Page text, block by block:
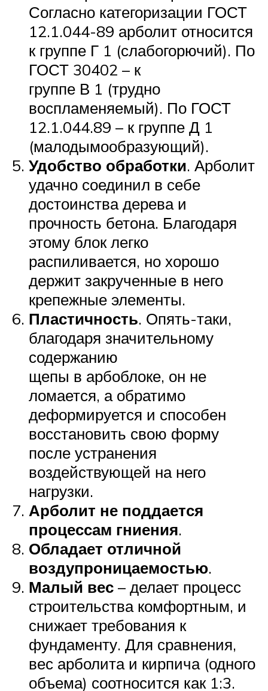
Согласно категоризации ГОСТ
12.1.044-89 арболит относится
к группе Г 1 (слабогорючий). По
ГОСТ 30402 – к
группе В 1 (трудно
воспламеняемый). По ГОСТ
12.1.044.89 – к группе Д 1
(малодымообразующий).
Удобство обработки. Арболит
удачно соединил в себе
достоинства дерева и
прочность бетона. Благодаря
этому блок легко
распиливается, но хорошо
держит закрученные в него
крепежные элементы.
Пластичность. Опять-таки,
благодаря значительному
содержанию
щепы в арбоблоке, он не
ломается, а обратимо
деформируется и способен
восстановить свою форму
после устранения
воздействующей на него
нагрузки.
Арболит не поддается
процессам гниения.
Обладает отличной
воздупроницаемостью.
Малый вес – делает процесс
строительства комфортным, и
снижает требования к
фундаменту. Для сравнения,
вес арболита и кирпича (одного
объема) соотносится как 1:3.